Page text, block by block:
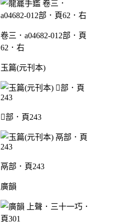
卷三．a04682-012部．頁
62．右
玉篇(元刊本)
部．頁243
鬲部．頁243
廣韻